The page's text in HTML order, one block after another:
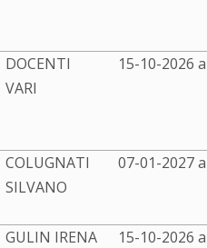
DOCENTI
VARI
15-10-2026
COLUGNATI
SILVANO
07-01-2027
GULIN IRENA 15-10-2026